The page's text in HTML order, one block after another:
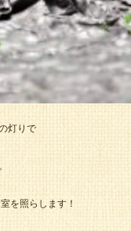
灯りで
を照らします！